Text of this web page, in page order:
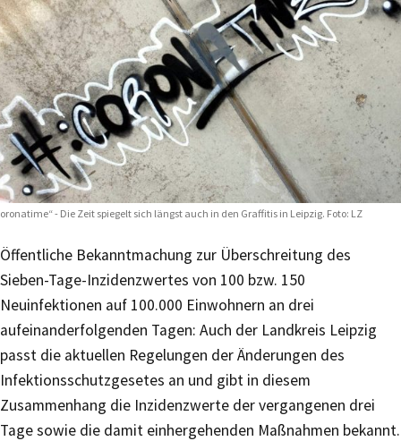
- Die Zeit spiegelt sich längst auch in den Graffitis in Leipzig. Foto: LZ
Öffentliche Bekanntmachung zur Überschreitung des
Sieben-Tage-Inzidenzwertes von 100 bzw. 150
Neuinfektionen auf 100.000 Einwohnern an drei
aufeinanderfolgenden Tagen: Auch der Landkreis Leipzig
passt die aktuellen Regelungen der Änderungen des
Infektionsschutzgesetes an und gibt in diesem
Zusammenhang die Inzidenzwerte der vergangenen drei
Tage sowie die damit einhergehenden Maßnahmen bekannt.